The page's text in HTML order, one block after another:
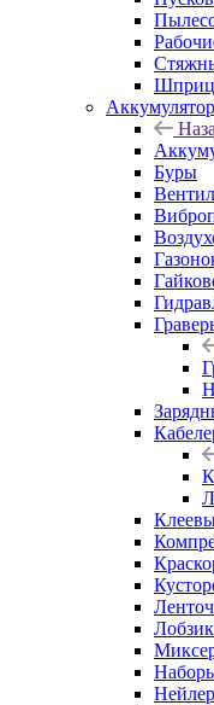
Буры